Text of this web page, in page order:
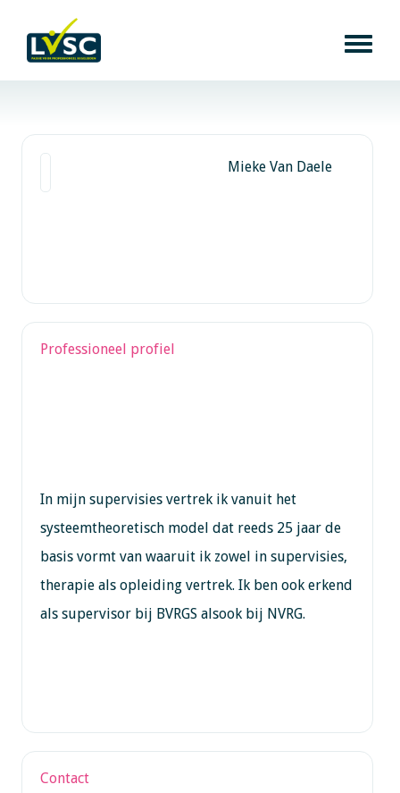
Mieke Van Daele
Professioneel profiel
In mijn supervisies vertrek ik vanuit het
systeemtheoretisch model dat reeds 25 jaar de
basis vormt van waaruit ik zowel in supervisies,
therapie als opleiding vertrek. Ik ben ook erkend
als supervisor bij BVRGS alsook bij NVRG.
Contact